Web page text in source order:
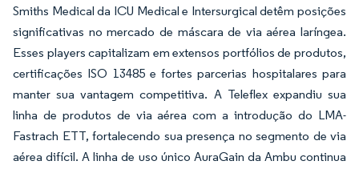
Smiths Medical da ICU Medical e Intersurgical detêm posições
significativas no mercado de máscara de via aérea laríngea.
Esses players capitalizam em extensos portfólios de produtos,
certificações ISO 13485 e fortes parcerias hospitalares para
manter sua vantagem competitiva. A Teleflex expandiu sua
linha de produtos de via aérea com a introdução do LMA-
Fastrach ETT, fortalecendo sua presença no segmento de via
aérea difícil. A linha de uso único AuraGain da Ambu continua